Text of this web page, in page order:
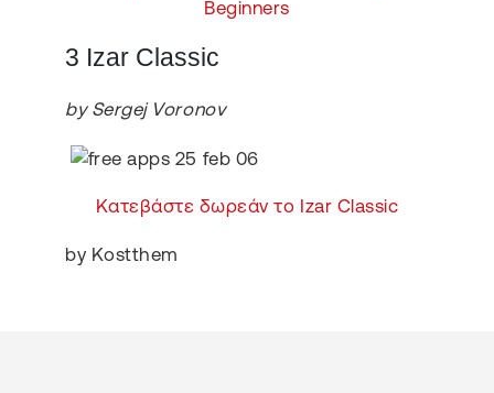
Beginners
3 Izar Classic
by Sergej Voronov
Κατεβάστε δωρεάν το Izar Classic
by Kostthem